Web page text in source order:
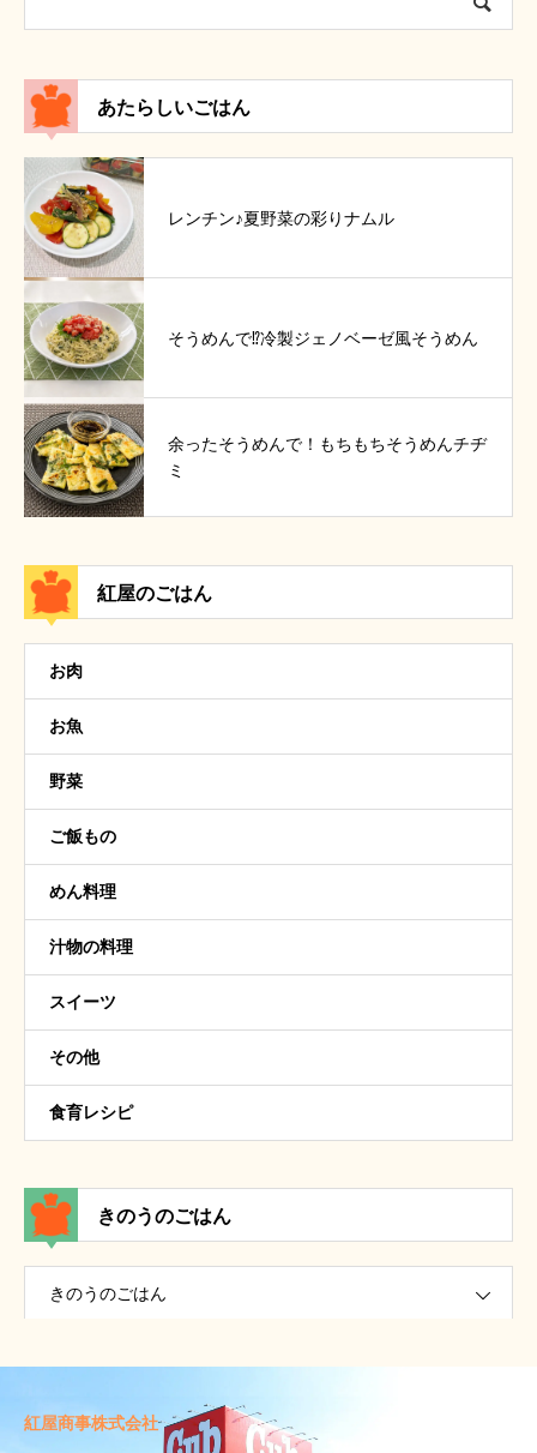
あたらしいごはん
レンチン♪夏野菜の彩りナムル
そうめんで⁉冷製ジェノベーゼ風そうめん
余ったそうめんで！もちもちそうめんチヂ
ミ
紅屋のごはん
お肉
お魚
野菜
ご飯もの
めん料理
汁物の料理
スイーツ
その他
食育レシピ
きのうのごはん
きのうのごはん
紅屋商事株式会社